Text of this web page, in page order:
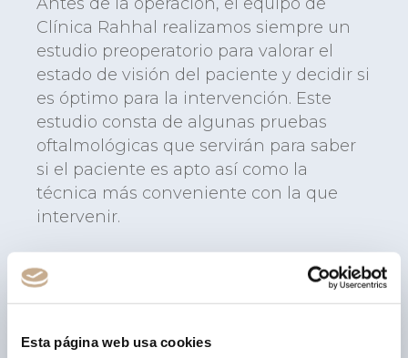
Esta página web usa cookies
Clínica Rahhal realizamos siempre un
estudio preoperatorio para valorar el
estado de visión del paciente y decidir si
es óptimo para la intervención. Este
estudio consta de algunas pruebas
oftalmológicas que servirán para saber
si el paciente es apto así como la
técnica más conveniente con la que
intervenir.